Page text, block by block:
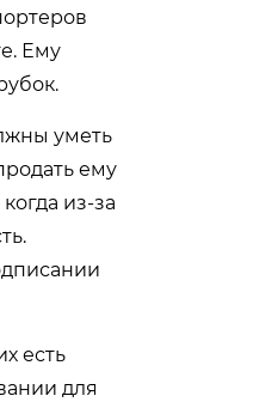
Ему
уметь
ему
из-за
есть
для